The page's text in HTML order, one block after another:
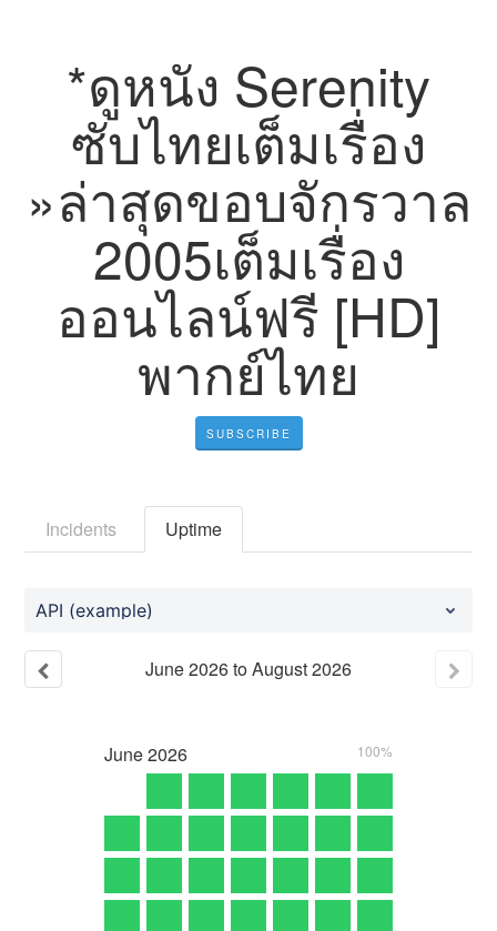
*ดูหนัง Serenity
ซับไทยเต็มเรื่อง
»ล่าสุดขอบจักรวาล
2005เต็มเรื่อง
ออนไลน์ฟรี [HD]
พากย์ไทย
SUBSCRIBE
Incidents Uptime
API (example)
June2026toAugust2026
June2026 100%